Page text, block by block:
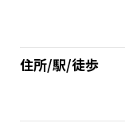
住所/駅/徒歩